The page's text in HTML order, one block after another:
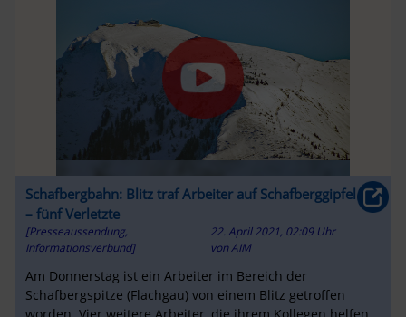
Schafbergbahn: Blitz traf Arbeiter auf Schafberggipfel
– fünf Verletzte
[Presseaussendung,
Informationsverbund]
22. April 2021, 02:09 Uhr
vonAIM
Am Donnerstag ist ein Arbeiter im Bereich der
Schafbergspitze (Flachgau) von einem Blitz getroffen